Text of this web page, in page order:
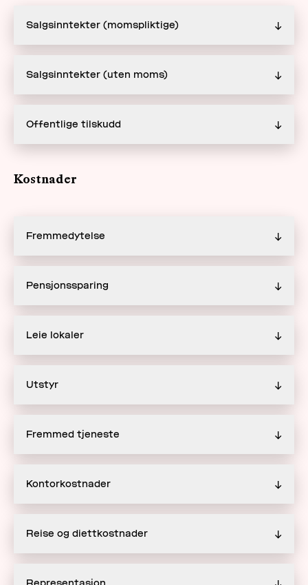
Salgsinntekter (momspliktige) ↓
Salgsinntekter (uten moms) ↓
Offentlige tilskudd ↓
Kostnader
Fremmedytelse ↓
Pensjonssparing ↓
Leie lokaler ↓
Utstyr ↓
Fremmed tjeneste ↓
Kontorkostnader ↓
Reise og diettkostnader ↓